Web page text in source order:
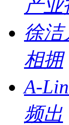
产
徐洁
相拥
A-
频出